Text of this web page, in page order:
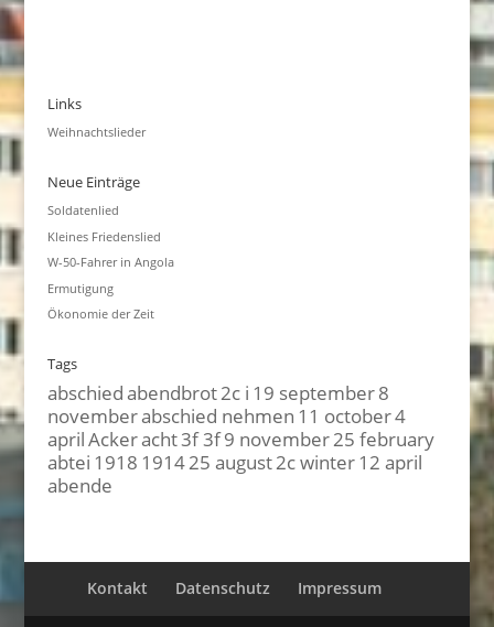
Links
Weihnachtslieder
Neue Einträge
Soldatenlied
Kleines Friedenslied
W-50-Fahrer in Angola
Ermutigung
Ökonomie der Zeit
Tags
abschiedabendbrot2c i 19 september8
novemberabschied nehmen 11 october4
aprilAckeracht3f 3f9 november25 february
abtei 1918 191425 august2c winter12 april
abende
Kontakt Datenschutz Impressum